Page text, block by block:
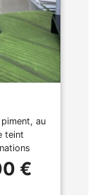
au
teint
€